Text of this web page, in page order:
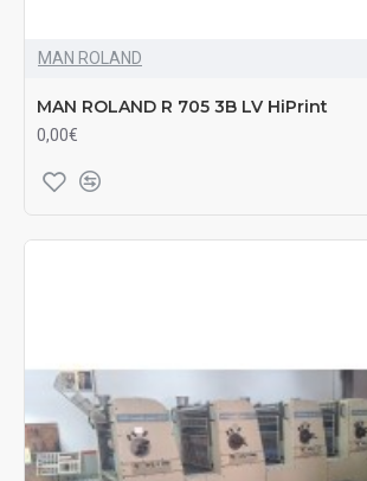
MAN ROLAND
MAN ROLAND R 705 3B LV HiPrint
0,00€